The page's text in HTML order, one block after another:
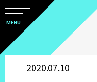
本
文
へ
メ
ニ
ュ
ー
開
MENU
2020.07.10
すべて